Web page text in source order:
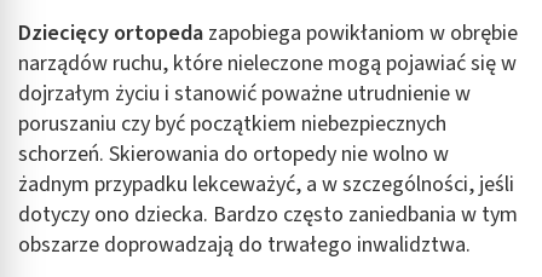
Dziecięcy ortopeda zapobiega powikłaniom w obrębie
narządów ruchu, które nieleczone mogą pojawiać się w
dojrzałym życiu i stanowić poważne utrudnienie w
poruszaniu czy być początkiem niebezpiecznych
schorzeń. Skierowania do ortopedy nie wolno w
żadnym przypadku lekceważyć, a w szczególności, jeśli
dotyczy ono dziecka. Bardzo często zaniedbania w tym
obszarze doprowadzają do trwałego inwalidztwa.